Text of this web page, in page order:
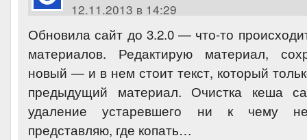
12.11.2013 в 14:29
Обновила сайт до 3.2.0 — что-то
материалов. Редактирую материал,
новый — и в нем стоит текст, который
предыдущий материал. Очистка кеша
удаление устаревшего ни к чему
представляю, где копать…